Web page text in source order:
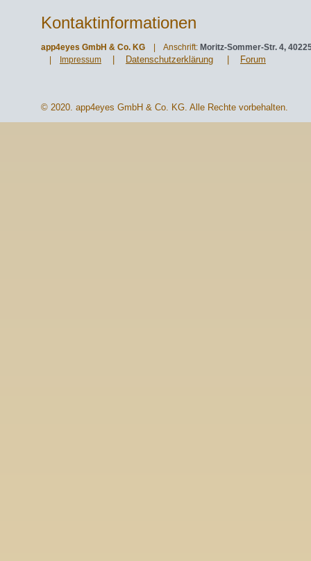
Kontaktinformationen
app4eyes GmbH & Co. KG | Anschrift: Moritz-Sommer-Str. 4,
Impressum Datenschutzerklärung Forum
© 2020. app4eyes GmbH & Co. KG. Alle Rechte vorbehalten.